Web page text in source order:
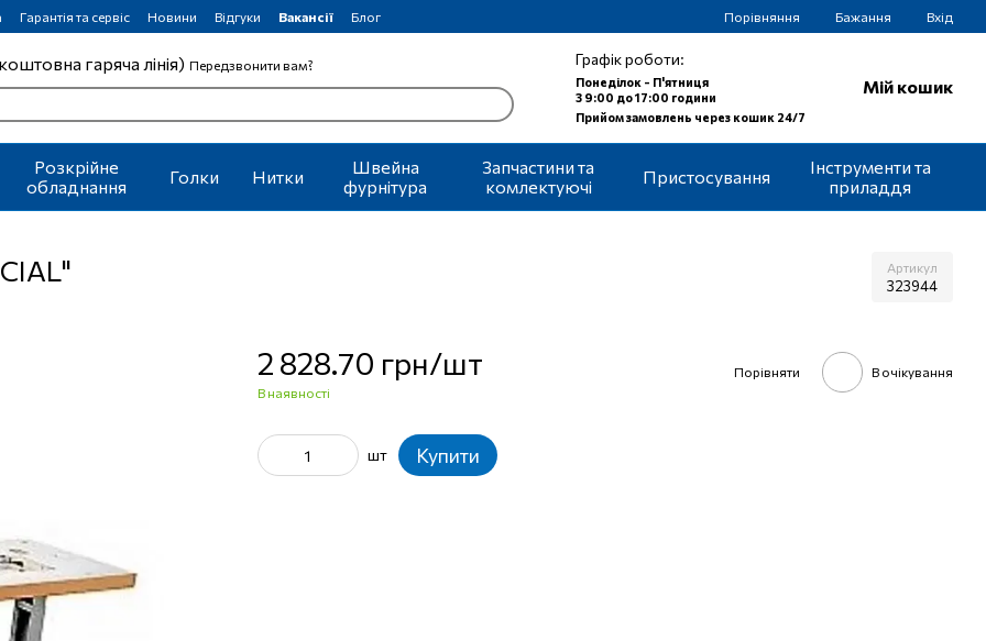
Гарантія та сервіс Новини Відгуки Вакансії Блог Порівняння Бажання Вхід
гаряча лінія) Передзвонити вам? Графік роботи:
Понеділок - П'ятниця
З 9:00 до 17:00 години
Прийом замовлень через кошик 24/7
Мій кошик
Розкрійне
обладнання
Голки Нитки
Швейна
фурнітура
Запчастини та
комлектуючі
Пристосування
Інструменти та
приладдя
Артикул
323944
2 828.70 грн/шт
В наявності
Порівняти В очікування
шт Купити